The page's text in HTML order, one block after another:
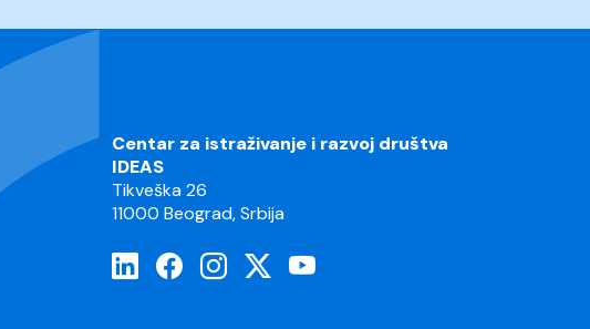
Centar za istraživanje i razvoj društva
IDEAS
Tikveška 26
11000 Beograd, Srbija